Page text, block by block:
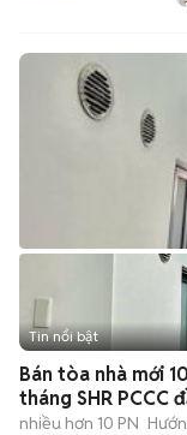
Tin nổi bật
Bán tòa nhà mới 100% 62 phòng doanh
tháng SHR PCCC
nhiều hơn 10 PN